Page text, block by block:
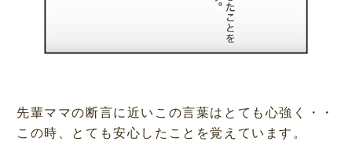
先輩ママの断言に近いこの言葉はとても心強く・・
この時、とても安心したことを覚えています。